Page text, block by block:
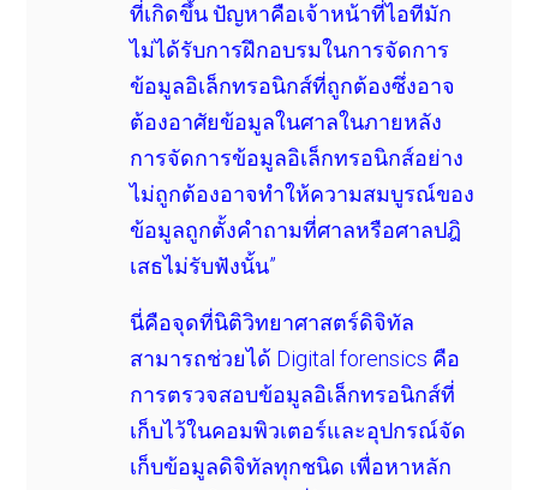
ที่เกิดขึ้น ปัญหาคือเจ้าหน้าที่ไอทีมัก
ไม่ได้รับการฝึกอบรมในการจัดการ
ข้อมูลอิเล็กทรอนิกส์ที่ถูกต้องซึ่งอาจ
ต้องอาศัยข้อมูลในศาลในภายหลัง
การจัดการข้อมูลอิเล็กทรอนิกส์อย่าง
ไม่ถูกต้องอาจทำให้ความสมบูรณ์ของ
ข้อมูลถูกตั้งคำถามที่ศาลหรือศาลปฎิ
เสธไม่รับฟังนั้น”
นี่คือจุดที่นิติวิทยาศาสตร์ดิจิทัล
สามารถช่วยได้ Digital forensics คือ
การตรวจสอบข้อมูลอิเล็กทรอนิกส์ที่
เก็บไว้ในคอมพิวเตอร์และอุปกรณ์จัด
เก็บข้อมูลดิจิทัลทุกชนิด เพื่อหาหลัก